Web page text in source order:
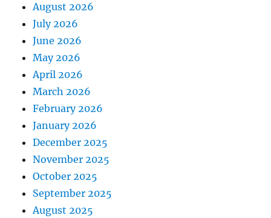
i
o
n
August 2026
July 2026
June 2026
May 2026
April 2026
March 2026
February 2026
January 2026
December 2025
November 2025
October 2025
September 2025
August 2025